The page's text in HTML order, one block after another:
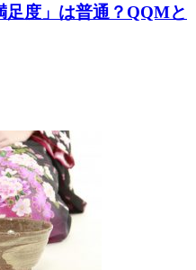
度」は普通？QQMと